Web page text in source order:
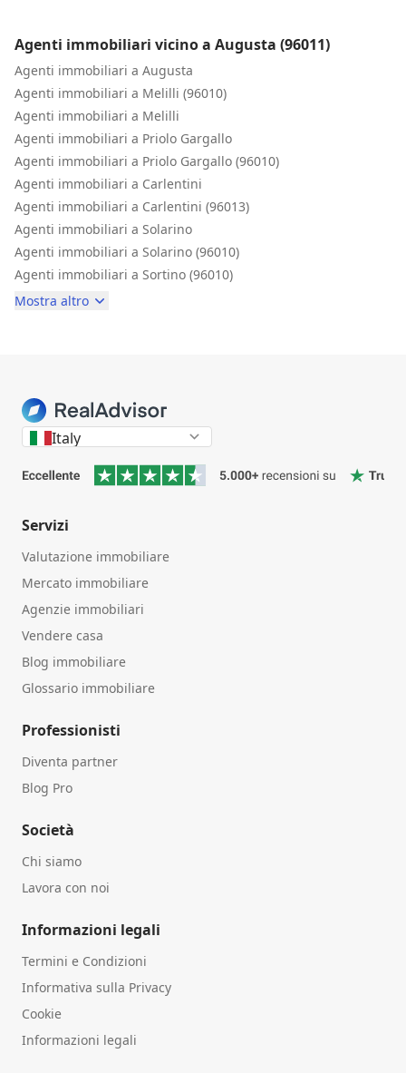
dei lavori, coordinando le varie ditte e artigiani con
grande efficienza e professionalità. La sua attenzione ai
dettagli e la sua capacità di risolvere i problemi sono
davvero impressionanti. Grazie a lui, il processo di
acquisto e costruzione della mia villa si sta rivelando
molto più semplice e meno stressante di quanto avrei
potuto immaginare. Lo raccomando vivamente a
chiunque stia cercando un professionista serio e
competente.
Agenti immobiliari vicino a Augusta (96011)
Agenti immobiliari a Augusta
Agenti immobiliari a Melilli (96010)
Agenti immobiliari a Melilli
Agenti immobiliari a Priolo Gargallo
Agenti immobiliari a Priolo Gargallo (96010)
Agenti immobiliari a Carlentini
Agenti immobiliari a Carlentini (96013)
Agenti immobiliari a Solarino
Agenti immobiliari a Solarino (96010)
Agenti immobiliari a Sortino (96010)
Mostra altro
Italy
Servizi
Valutazione immobiliare
Mercato immobiliare
Agenzie immobiliari
Vendere casa
Blog immobiliare
Glossario immobiliare
Professionisti
Diventa partner
Blog Pro
Società
Chi siamo
Lavora con noi
Informazioni legali
Termini e Condizioni
Informativa sulla Privacy
Cookie
Informazioni legali